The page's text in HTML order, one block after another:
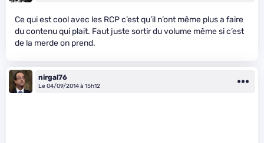
Ce qui est cool avec les RCP c’est qu’il n’ont même plus a faire
du contenu qui plait. Faut juste sortir du volume même si c’est
de la merde on prend.
nirgal76
Le 04/09/2014 à 15h12